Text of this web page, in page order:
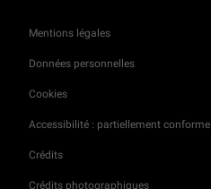
Mentions légales
Données personnelles
Cookies
Accessibilité : partiellement conforme
Crédits
Crédits photographiques